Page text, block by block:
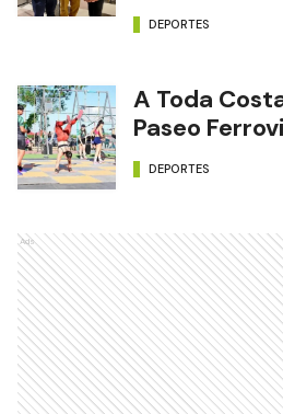
DEPORTES
A Toda
Paseo
DEPORTES
Ads